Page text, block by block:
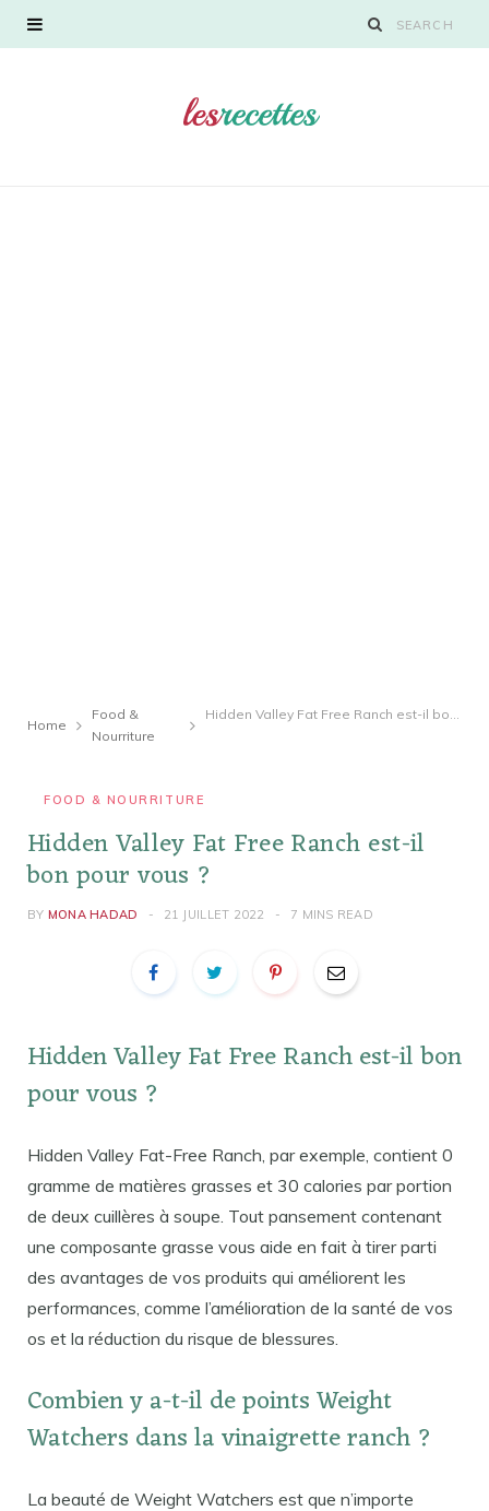
Home
Food &
Nourriture
Hidden Valley Fat Free Ranch est-il bon pour vous ?
FOOD & NOURRITURE
Hidden Valley Fat Free Ranch est-il
bon pour vous ?
BY MONA HADAD 21 JUILLET 2022 7 MINS READ
Hidden Valley Fat Free Ranch est-il bon
pour vous ?
Hidden Valley Fat-Free Ranch, par exemple, contient 0
gramme de matières grasses et 30 calories par portion
de deux cuillères à soupe. Tout pansement contenant
une composante grasse vous aide en fait à tirer parti
des avantages de vos produits qui améliorent les
performances, comme l’amélioration de la santé de vos
os et la réduction du risque de blessures.
Combien y a-t-il de points Weight
Watchers dans la vinaigrette ranch ?
La beauté de Weight Watchers est que n’importe